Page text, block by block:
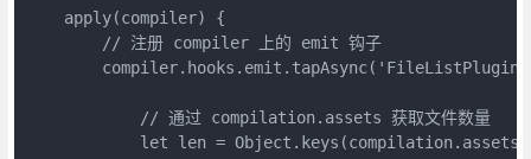
    apply(compiler) {
        // 注册 compiler 上的 emit 钩子
            // 通过 compilation.assets 获取文件数量
let len =